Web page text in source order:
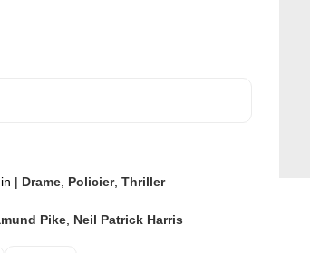
| Drame, Policier, Thriller
Pike, Neil Patrick Harris